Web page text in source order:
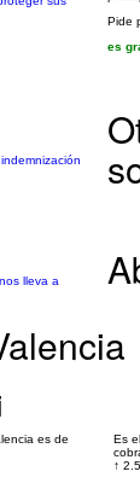
lleva a
es de
Es el
↑
Pide
es